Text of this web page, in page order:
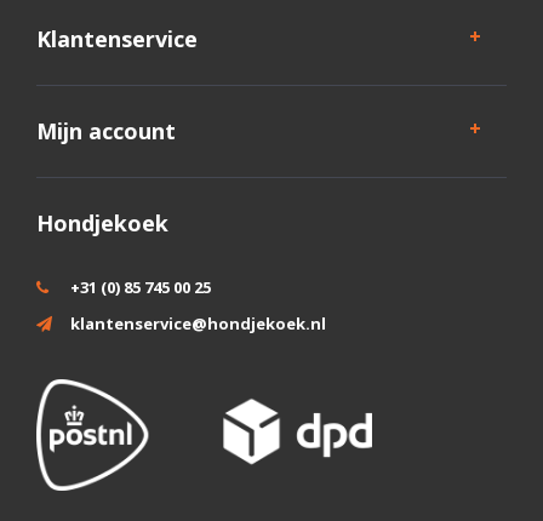
Klantenservice
Mijn account
Hondjekoek
+31 (0) 85 745 00 25
klantenservice@hondjekoek.nl